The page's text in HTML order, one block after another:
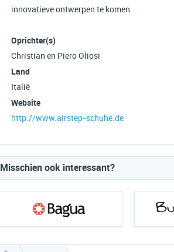
innovatieve ontwerpen te komen.
Oprichter(s)
Christian en Piero Oliosi
Land
Italië
Website
http://www.airstep-schuhe.de
Misschien ook interessant?